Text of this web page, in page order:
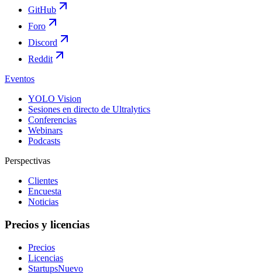
GitHub
Foro
Discord
Reddit
Eventos
YOLO Vision
Sesiones en directo de Ultralytics
Conferencias
Webinars
Podcasts
Perspectivas
Clientes
Encuesta
Noticias
Precios y licencias
Precios
Licencias
StartupsNuevo